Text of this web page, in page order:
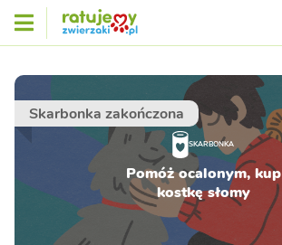
Skarbonka zakończona
SKARBONKA
Pomóż ocalonym, kup
kostkę słomy